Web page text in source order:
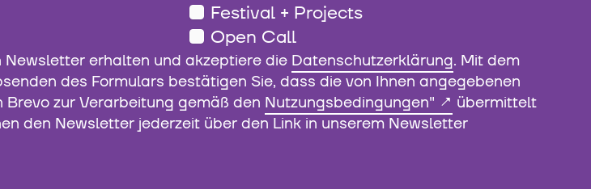
Festival + Projects
Open Call
Newsletter erhalten und akzeptiere die Datenschutzerklärung. Mit dem
des Formulars bestätigen Sie, dass die von Ihnen angegebenen
Brevo zur Verarbeitung gemäß den Nutzungsbedingungen"
übermittelt
den Newsletter jederzeit über den Link in unserem Newsletter